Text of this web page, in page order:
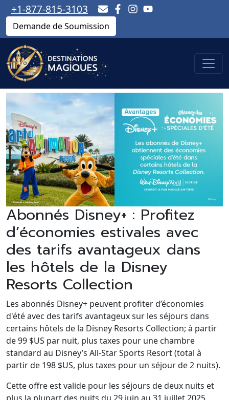
+1-877-815-3103
Demande de Soumission
Abonnés Disney+ : Profitez
d’économies estivales avec
des tarifs avantageux dans
les hôtels de la Disney
Resorts Collection
Les abonnés Disney+ peuvent profiter d’économies
d'été avec des tarifs avantageux sur les séjours dans
certains hôtels de la Disney Resorts Collection; à partir
de 99 $US par nuit, plus taxes pour une chambre
standard au Disney’s All-Star Sports Resort (total à
partir de 198 $US, plus taxes pour un séjour de 2 nuits).
Cette offre est valide pour les séjours de deux nuits et